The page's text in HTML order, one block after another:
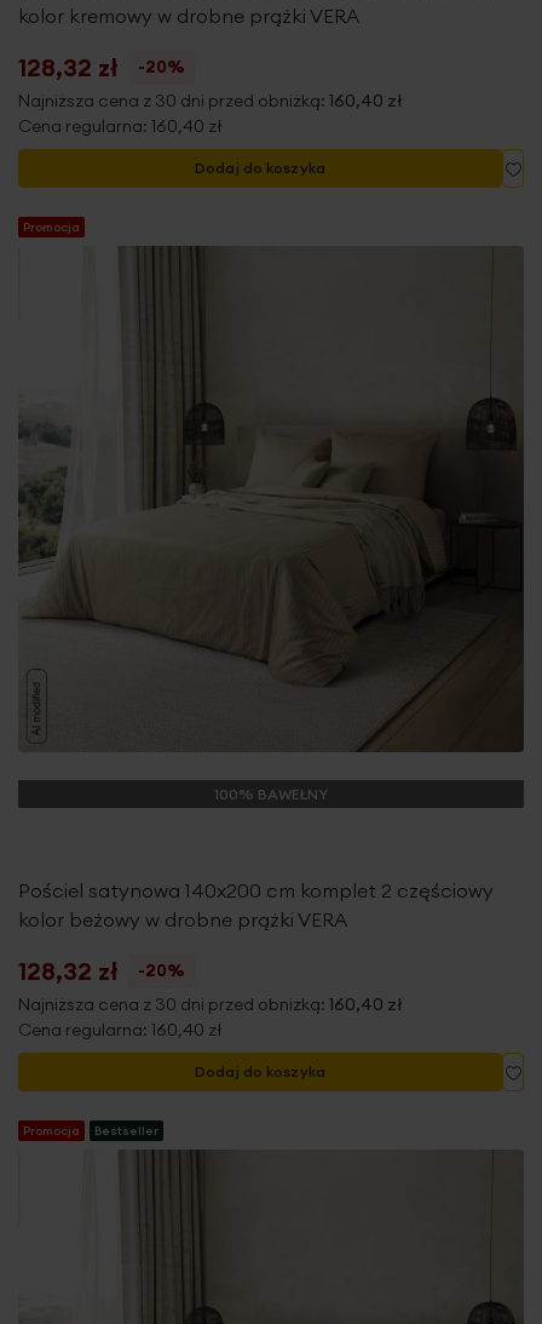
kolor kremowy w drobne prążki VERA
128,32 zł
-20%
Najniższa cena z 30 dni przed obniżką: 160,40 zł
Cena regularna: 160,40 zł
Dodaj do koszyka
Promocja
100% BAWEŁNY
Pościel satynowa 140x200 cm komplet 2 częściowy
kolor beżowy w drobne prążki VERA
128,32 zł
-20%
Najniższa cena z 30 dni przed obniżką: 160,40 zł
Cena regularna: 160,40 zł
Dodaj do koszyka
Promocja Bestseller